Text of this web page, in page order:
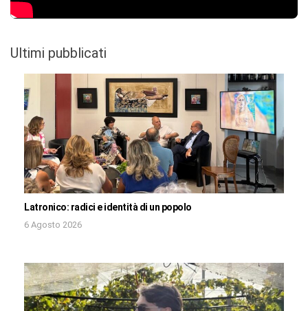
Ultimi pubblicati
Latronico: radici e identità di un popolo
6 Agosto 2026